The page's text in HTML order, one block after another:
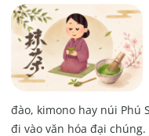
đào, kimono hay núi Phú
đi vào văn hóa đại